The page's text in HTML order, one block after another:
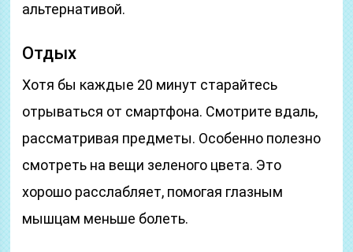
альтернативой.
Отдых
Хотя бы каждые 20 минут старайтесь
отрываться от смартфона. Смотрите вдаль,
рассматривая предметы. Особенно полезно
смотреть на вещи зеленого цвета. Это
хорошо расслабляет, помогая глазным
мышцам меньше болеть.